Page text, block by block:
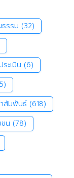
รรม (32)
ระเมิน (6)
าสัมพันธ์ (618)
น (78)